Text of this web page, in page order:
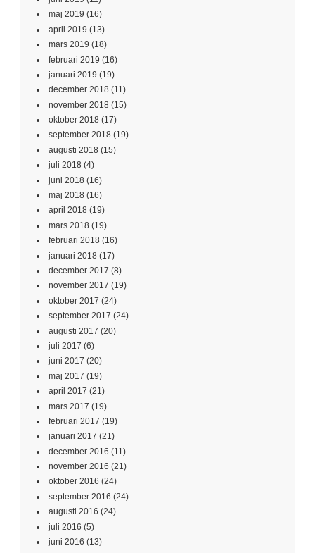
oktober 2018(17)
september 2018
augusti 2018(15)
juli 2018(4)
juni 2018(16)
maj 2018(16)
april 2018 (19)
mars 2018(19)
februari 2018(16)
januari 2018(17)
december 2017
november 2017
oktober 2017(24)
september 2017
augusti 2017(20)
juli 2017(6)
juni 2017(20)
maj 2017(19)
april 2017 (21)
mars 2017(19)
februari 2017(19)
januari 2017(21)
december 2016
november 2016
oktober 2016(24)
september 2016
augusti 2016(24)
juli 2016(5)
juni 2016(13)
maj 2016(16)
april 2016 (20)
mars 2016(14)
februari 2016(16)
januari 2016(19)
december 2015
november 2015